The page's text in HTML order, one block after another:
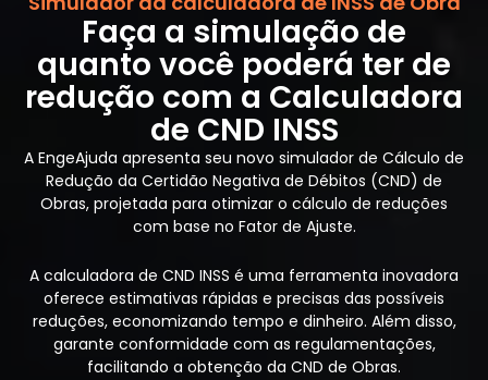
Faça a simulação de
quanto você poderá ter de
redução com a Calculadora
de CND INSS
A EngeAjuda apresenta seu novo simulador de Cálculo de
Redução da Certidão Negativa de Débitos (CND) de
Obras, projetada para otimizar o cálculo de reduções
com base no Fator de Ajuste.
A calculadora de CND INSS é uma ferramenta inovadora
oferece estimativas rápidas e precisas das possíveis
reduções, economizando tempo e dinheiro. Além disso,
garante conformidade com as regulamentações,
facilitando a obtenção da CND de Obras.